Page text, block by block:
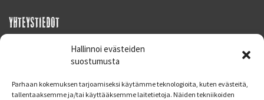
Hallinnoi evästeiden
suostumusta
Parhaan kokemuksen tarjoamiseksi käytämme teknologioita, kuten evästeitä,
tallentaaksemme ja/tai käyttääksemme laitetietoja. Näiden tekniikoiden
YHTEYSTIEDOT
SUPERMOTO CENTER
Finland